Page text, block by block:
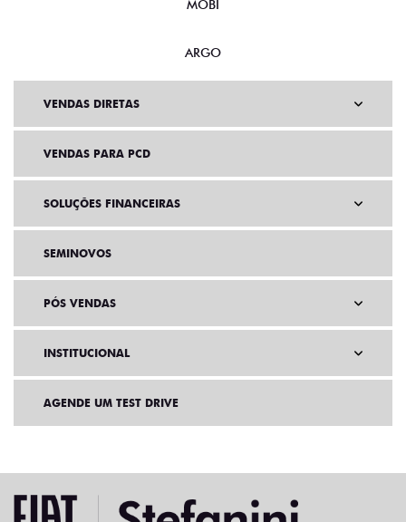
MOBI
ARGO
VENDAS DIRETAS
VENDAS PARA PCD
SOLUÇÕES FINANCEIRAS
SEMINOVOS
PÓS VENDAS
INSTITUCIONAL
AGENDE UM TEST DRIVE